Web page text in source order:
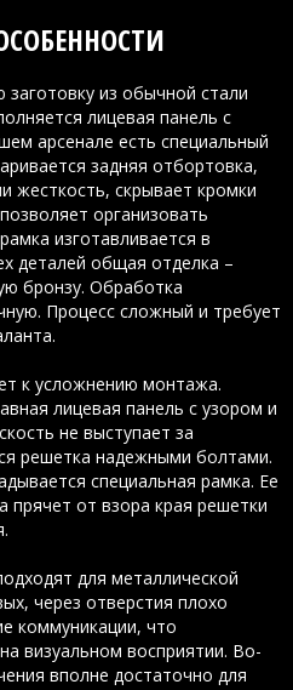
из обычной стали
лицевая панель с
арсенале есть специальный
задняя отбортовка,
жесткость, скрывает кромки
организовать
изготавливается в
деталей общая отделка –
бронзу. Обработка
Процесс сложный и требует
к усложнению монтажа.
лицевая панель с узором и
не выступает за
решетка надежными болтами.
специальная рамка. Ее
прячет от взора края решетки
для металлической
через отверстия плохо
коммуникации, что
визуальном восприятии. Во-
вполне достаточно для